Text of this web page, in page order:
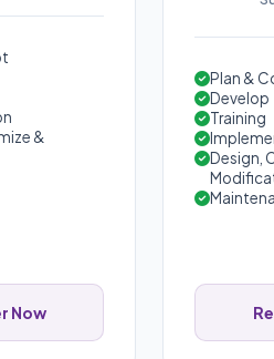
&
Now
Plan &
Develop
Training
Design,